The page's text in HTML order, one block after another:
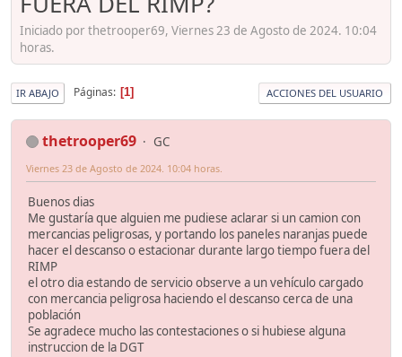
Iniciado por thetrooper69, Viernes 23 de Agosto de 2024. 10:04
horas.
IR ABAJO Páginas 1 ACCIONES DEL USUARIO
thetrooper69 GC
Viernes 23 de Agosto de 2024. 10:04 horas.
Buenos dias
Me gustaría que alguien me pudiese aclarar si un camion con
mercancias peligrosas, y portando los paneles naranjas puede
hacer el descanso o estacionar durante largo tiempo fuera del
RIMP
el otro dia estando de servicio observe a un vehículo cargado
con mercancia peligrosa haciendo el descanso cerca de una
población
Se agradece mucho las contestaciones o si hubiese alguna
instruccion de la DGT